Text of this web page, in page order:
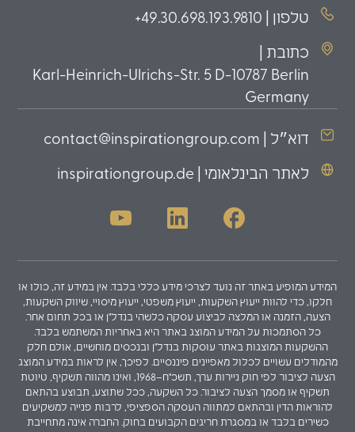
טלפון | 49.30.698.193.9810+
כתובת |
Karl-Heinrich-Ulrichs-Str. 5 D-10787 Berlin
Germany
דוא״ל | contact@inspirationgroup.com
לאתר הבינלאומי | inspirationgroup.de
המידע המופיע באתר זה נועד לצרכי מידע כללי בלבד. אין במידע זה, כולו או
חלקו, כדי להוות ייעוץ השקעות, ייעוץ משפטי, ייעוץ מיסויי, שיווק השקעות,
הצעה, הזמנה או המלצה לביצוע עסקה כלשהי בנדל"ן או בכל תחום אחר.
כל הסתמכות על המידע המוצג באתר היא באחריות המשתמש בלבד.
ההשקעות המוצגות באתר עוסקות בנדל"ן ובנכסים מוחשיים, אולם חלק
מהמודלים עשויים לכלול מאפיינים פיננסיים. לפיכך, אין לראות במידע המוצג
הצעה לציבור לפי חוק ניירות ערך, תשכ"ח–1968, ואינו מהווה תשקיף, טיוטת
תשקיף או מסמך הצעה לציבור. כל השקעה, ככל שתוצע, תבוצע בהתאם
להוראות הדין ובהתאם למתווה העסקה הספציפי, לרבות פנייה למשקיעים
כשירים בלבד או במסגרת חריגים הקבועים בחוק. החברה אינה מתחייבת